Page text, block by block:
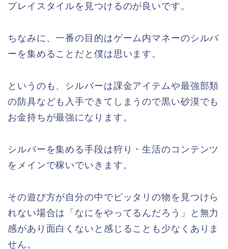
プレイスタイルを見つけるのが良いです。
ちなみに、一番の目的はゲーム内マネーのシルバ
ーを集めることだと僕は思います。
というのも、シルバーは課金アイテムや最強部類
の防具なども入手できてしまうので黒い砂漠でも
お金持ちが最強になります。
シルバーを集める手段は狩り・生活のコンテンツ
をメインで稼いでいきます。
その遊び方が自分の中でピッタリの物を見つけら
れない場合は「なにをやってるんだろう」と無力
感があり面白くないと感じることも少なくありま
せん。